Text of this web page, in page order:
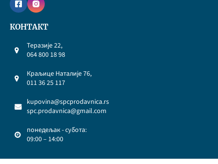
КОНТАКТ
Теразије 22,
064 800 18 98
Краљице Наталије 76,
011 36 25 117
kupovina@spcprodavnica.rs
spc.prodavnica@gmail.com
понедељак - субота:
09:00 – 14:00